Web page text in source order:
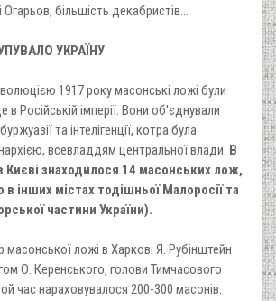
більшість декабристів...
УКРАЇНУ
1917 року масонські ложі були
в Російській імперії. Вони об'єднували
та інтелігенції, котра була
всевладдям центральної влади. В
Києві знаходилося 14 масонських лож,
інших містах тодішньої Малоросії та
частини України).
ложі в Харкові Я. Рубінштейн
О. Керенського, голови Тимчасового
час нараховувалося 200-300 масонів.